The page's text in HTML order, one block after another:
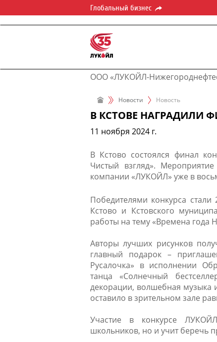
Глобальный бизнес
ООО «ЛУКОЙЛ-
Новости Новость
В КСТОВЕ НАГРАДИЛИ
11 ноября 2024 г.
​​В Кстово состоялся финал
Чистый взгляд»​.
компании «ЛУКОЙЛ»​ уже в
Победителями конкурса
Кстово и Кстовского
работы на тему «​Времена года
Авторы лучших рисунков
главный подарок –
Русалочка» в исполнении
танца «​Солнечный
декорации, волшебная музыка
оставило в зрительном зале
Участие в конкурсе
школьников, но и учит беречь